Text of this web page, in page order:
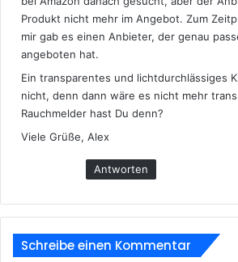
Produkt nicht mehr im Angebot. Zum
mir gab es einen Anbieter, der genau
angeboten hat.
Ein transparentes und lichtdurchlässiges
nicht, denn dann wäre es nicht mehr
Rauchmelder hast Du denn?
Viele Grüße, Alex
Antworten
Schreibe einen Kommentar